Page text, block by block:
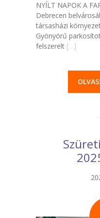
NYÍLT NAPOK A
Debrecen
társasházi
Gyönyörű
felszerelt […]